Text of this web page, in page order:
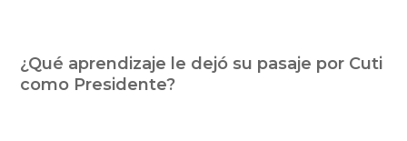
¿Qué aprendizaje le dejó su pasaje por Cuti
como Presidente?